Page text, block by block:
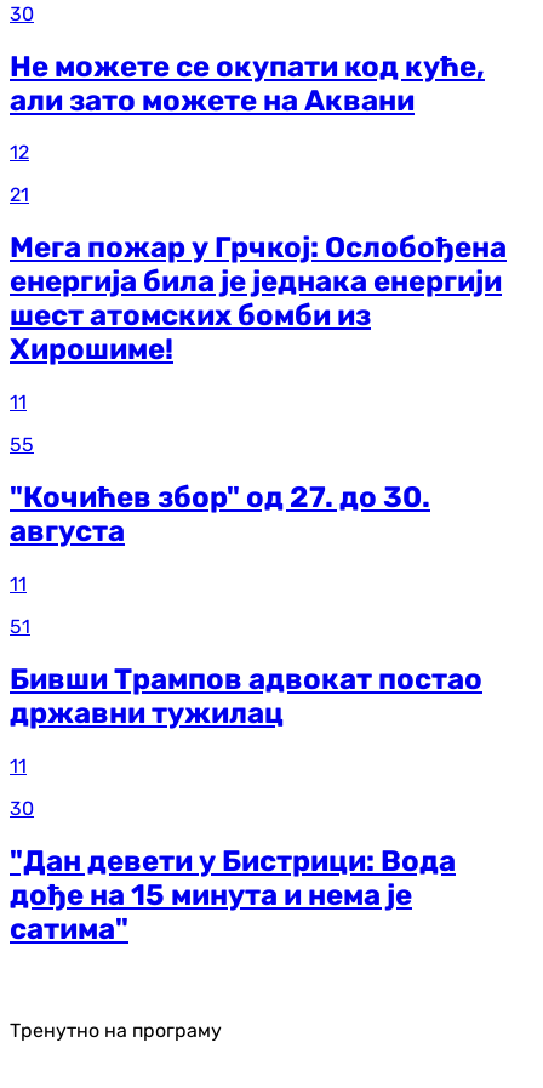
30
Не можете се окупати код куће,
али зато можете на Аквани
12
21
Мега пожар у Грчкој: Ослобођена
енергија била је једнака енергији
шест атомских бомби из
Хирошиме!
11
55
"Кочићев збор" од 27. до 30.
августа
11
51
Бивши Трампов адвокат постао
државни тужилац
11
30
"Дан девети у Бистрици: Вода
дође на 15 минута и нема је
сатима"
Тренутно на програму